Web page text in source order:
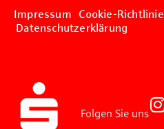
Impressum Cookie-Richtlinie
Datenschutzerklärung
Folgen Sie uns